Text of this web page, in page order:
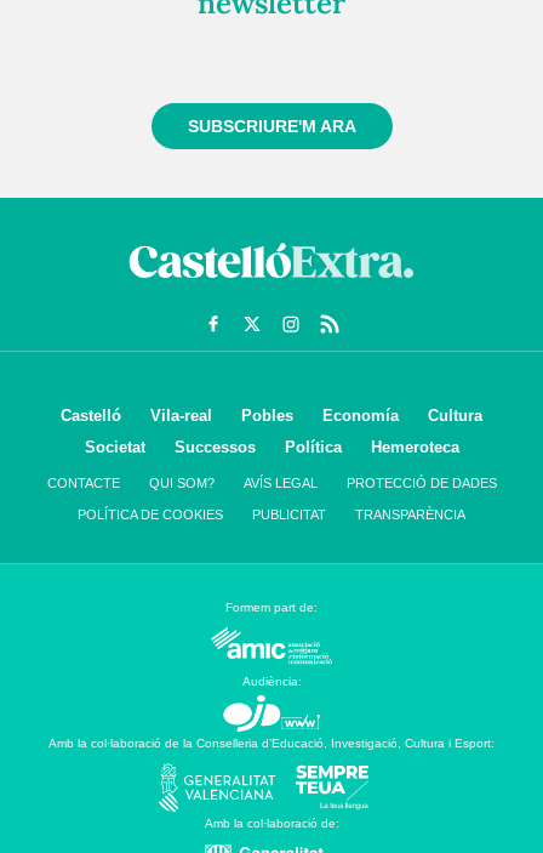
SUBSCRIURE'M ARA
Castelló Vila-real Pobles Economía
Cultura
Societat
Successos Política Hemeroteca
CONTACTE QUI SOM? AVÍS LEGAL PROTECCIÓ DE DADES
POLÍTICA DE COOKIES PUBLICITAT TRANSPARÈNCIA
Formem part de:
Audiència:
Amb la col·laboració de la Conselleria d’Educació, Investigació, Cultura i Esport:
Amb la col·laboració de: